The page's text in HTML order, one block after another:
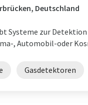
Deutschland
zur Detektion
, Automobil-oder
Gasdetektoren